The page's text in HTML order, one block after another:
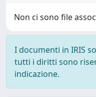
Non ci sono file
I documenti in IRIS
tutti i diritti sono
indicazione.